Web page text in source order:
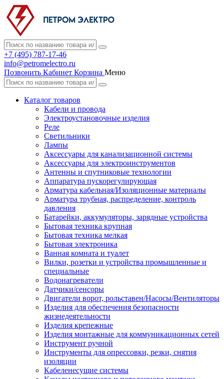
+7 (495) 787-17-46
info@petromelectro.ru
Позвонить Кабинет Корзина Меню
Каталог товаров
Кабели и провода
Электроустановочные изделия
Реле
Светильники
Лампы
Аксессуары для канализационной системы
Аксессуары для электроинструментов
Антенны и спутниковые технологии
Аппаратура пускорегулирующая
Арматура кабельная/Изоляционные материалы
Арматура трубная, распределение, контроль
давления
Батарейки, аккумуляторы, зарядные устройства
Бытовая техника крупная
Бытовая техника мелкая
Бытовая электроника
Ванная комната и туалет
Вилки, розетки и устройства промышленные и
специальные
Водонагреватели
Датчики/сенсоры
Двигатели ворот, рольставен/Насосы/Вентиляторы
Изделия для обеспечения безопасности
жизнедеятельности
Изделия крепежные
Изделия монтажные для коммуникационных сетей
Инструмент ручной
Инструменты для опрессовки, резки, снятия
изоляции
Кабеленесущие системы